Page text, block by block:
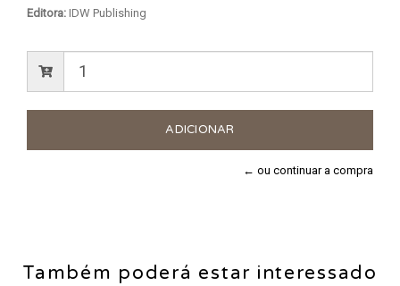
Editora: IDW Publishing
← ou continuar a compra
Também poderá estar interessado